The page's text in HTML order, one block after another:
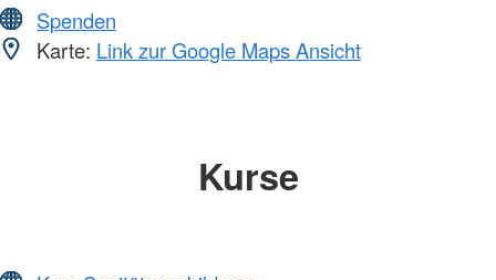
Spenden
Karte: Link zur Google Maps Ansicht
Kurse